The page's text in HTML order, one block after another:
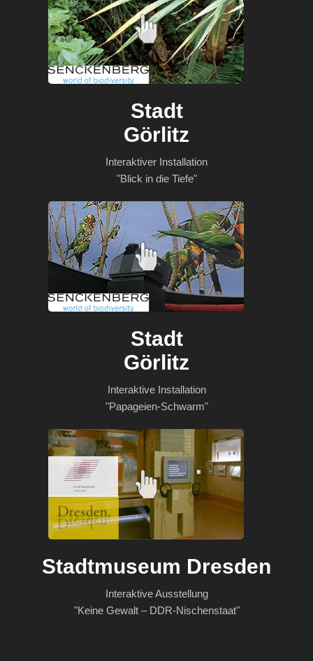
Stadt
Görlitz
Interaktiver Installation
"Blick in die Tiefe"
Stadt
Görlitz
Interaktive Installation
"Papageien-Schwarm"
Stadtmuseum Dresden
Interaktive Ausstellung
"Keine Gewalt – DDR-Nischenstaat"